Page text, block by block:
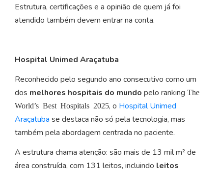
Estrutura, certificações e a opinião de quem já foi
atendido também devem entrar na conta.
Hospital Unimed Araçatuba
Reconhecido pelo segundo ano consecutivo como um
dos melhores hospitais do mundo pelo ranking The
World’s Best Hospitals 2025, o Hospital Unimed
Araçatuba se destaca não só pela tecnologia, mas
também pela abordagem centrada no paciente.
A estrutura chama atenção: são mais de 13 mil m² de
área construída, com 131 leitos, incluindo leitos